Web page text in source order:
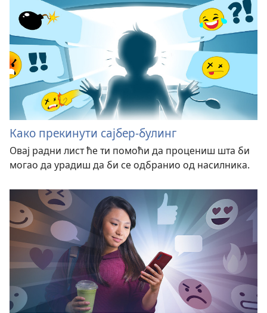
Како прекинути сајбер-булинг
Овај радни лист ће ти помоћи да процениш шта би
могао да урадиш да би се одбранио од насилника.